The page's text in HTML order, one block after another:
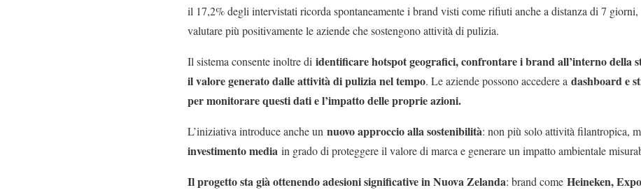
il 17,2% degli intervistati ricorda spontaneamente i brand visti come rifiuti anche a distanza di 7
valutare più positivamente le aziende che sostengono attività di pulizia.
Il sistema consente inoltre di identificare hotspot geografici, confrontare i brand all’interno della
il valore generato dalle attività di pulizia nel tempo. Le aziende possono accedere a dashboard e
per monitorare questi dati e l’impatto delle proprie azioni.
L’iniziativa introduce anche un nuovo approccio alla sostenibilità: non più solo attività filantropica,
investimento media in grado di proteggere il valore di marca e generare un impatto ambientale
Il progetto sta già ottenendo adesioni significative in Nuova Zelanda: brand come Heineken,